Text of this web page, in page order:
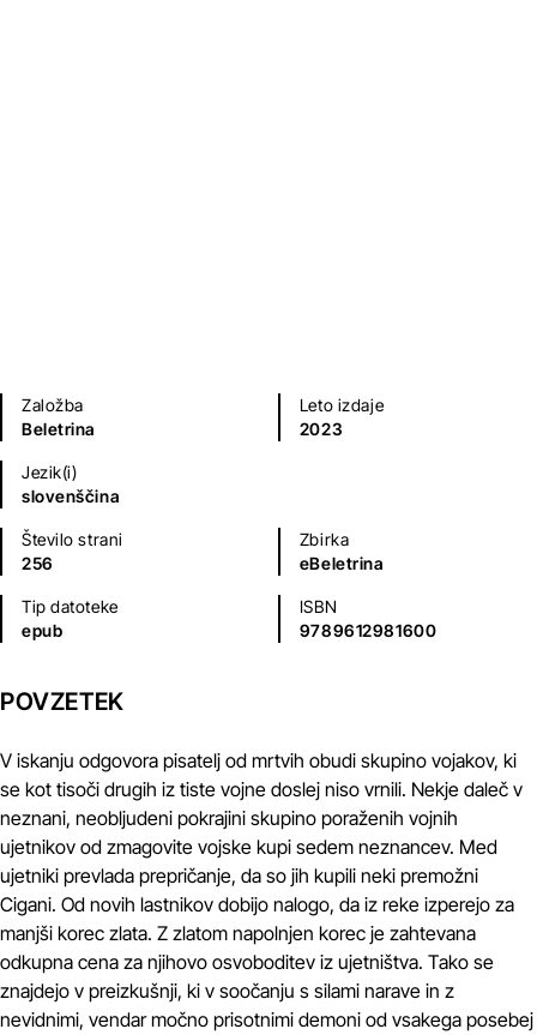
Založba
Beletrina
Leto izdaje
2023
Jezik(i)
slovenščina
Število strani
256
Zbirka
eBeletrina
Tip datoteke
epub
ISBN
9789612981600
POVZETEK
V iskanju odgovora pisatelj od mrtvih obudi skupino vojakov, ki
se kot tisoči drugih iz tiste vojne doslej niso vrnili. Nekje daleč v
neznani, neobljudeni pokrajini skupino poraženih vojnih
ujetnikov od zmagovite vojske kupi sedem neznancev. Med
ujetniki prevlada prepričanje, da so jih kupili neki premožni
Cigani. Od novih lastnikov dobijo nalogo, da iz reke izperejo za
manjši korec zlata. Z zlatom napolnjen korec je zahtevana
odkupna cena za njihovo osvoboditev iz ujetništva. Tako se
znajdejo v preizkušnji, ki v soočanju s silami narave in z
nevidnimi, vendar močno prisotnimi demoni od vsakega posebej